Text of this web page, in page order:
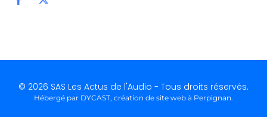
© 2026 SAS Les Actus de l'Audio - Tous droits réservés.
Hébergé par DYCAST, création de site web à Perpignan.